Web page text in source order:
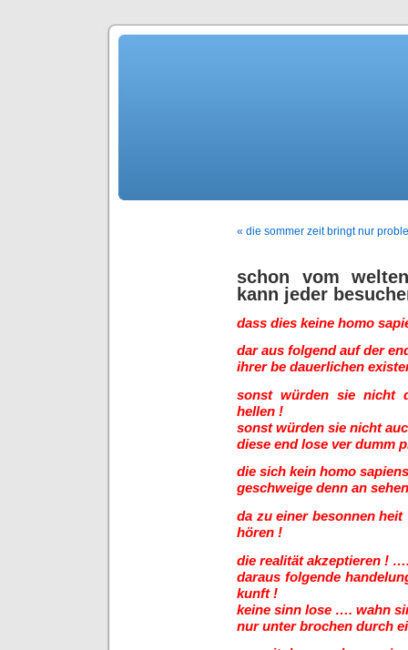
« die sommer zeit bringt nur
schon vom
kann jeder
dass dies keine homo
dar aus folgend auf der
ihrer be dauerlichen
sonst würden sie nicht
hellen !
sonst würden sie nicht
diese end lose ver dumm
die sich kein homo
geschweige denn an
da zu einer besonnen
hören !
die realität akzeptieren !
daraus folgende
kunft !
keine sinn lose …. wahn
nur unter brochen durch